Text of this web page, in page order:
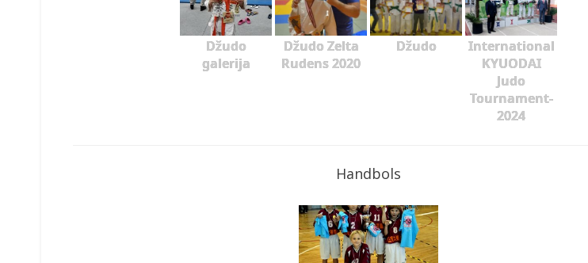
Džudo
galerija
Džudo Zelta
Rudens 2020
Džudo
International
KYUODAI
Judo
Tournament-
2024
Handbols